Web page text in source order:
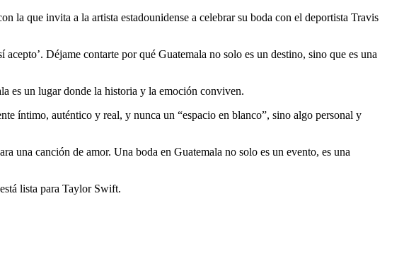
que invita a la artista estadounidense a celebrar su boda con el deportista Travis
Déjame contarte por qué Guatemala no solo es un destino, sino que es una
es un lugar donde la historia y la emoción conviven.
íntimo, auténtico y real, y nunca un “espacio en blanco”, sino algo personal y
una canción de amor. Una boda en Guatemala no solo es un evento, es una
lista para Taylor Swift.